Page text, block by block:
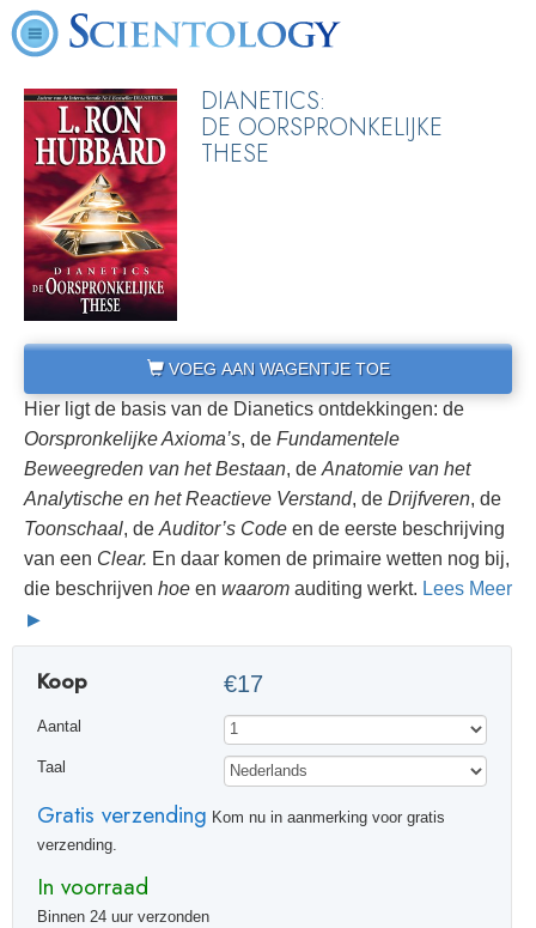
DIANETICS:
DE OORSPRONKELIJKE
THESE
VOEG AAN WAGENTJE TOE
Hier ligt de basis van de Dianetics ontdekkingen: de
Oorspronkelijke Axioma’s, de Fundamentele
Beweegreden van het Bestaan, de Anatomie van het
Analytische en hetReactieve Verstand, de Drijfveren, de
Toonschaal, de Auditor’s Code en de eerste beschrijving
van een Clear. En daar komen de primaire wetten nog bij,
die beschrijven hoe en waarom auditing werkt. Lees Meer
Koop €17
Aantal
Taal
Gratis verzending Kom nu in aanmerking voor gratis
verzending.
In voorraad
Binnen 24 uur verzonden